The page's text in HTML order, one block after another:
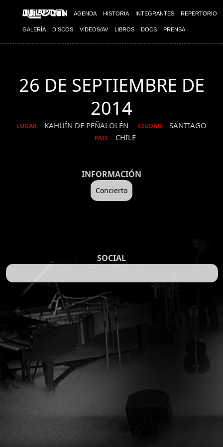
AGENDA HISTORIA INTEGRANTES REPERTORIO
GALERÍA DISCOS VIDEOS/AV LIBROS DOCS PRENSA
26 DE SEPTIEMBRE DE
2014
LUGAR KAHUÍN DE PEÑALOLÉN CIUDAD SANTIAGO
PAIS CHILE
INFORMACIÓN
Concierto
SOCIAL